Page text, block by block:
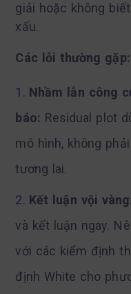
giải hoặc không
xấu.
Các lỗi thường gặp:
Nhầm lẫn công
báo: Residual plot
mô hình, không
tương lai.
Kết luận vội vàng:
và kết luận ngay.
với các kiểm định
định White cho